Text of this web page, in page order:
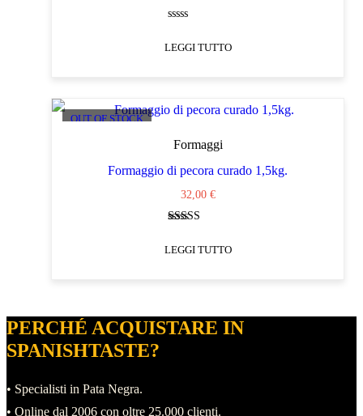
su
LEGGI TUTTO
OUT OF STOCK
Formaggi
Formaggio di pecora curado 1,5kg.
32,00 €
su 5
LEGGI TUTTO
PERCHÉ ACQUISTARE IN
SPANISHTASTE?
• Specialisti in Pata Negra.
• Online dal 2006 con oltre 25.000 clienti.